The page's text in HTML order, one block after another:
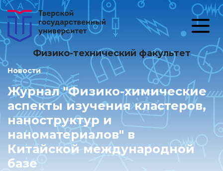
Физико-технический факультет
Новости
Журнал "Физико-химические
аспекты изучения кластеров,
наноструктур и
наноматериалов" в
Китайской международной
базе